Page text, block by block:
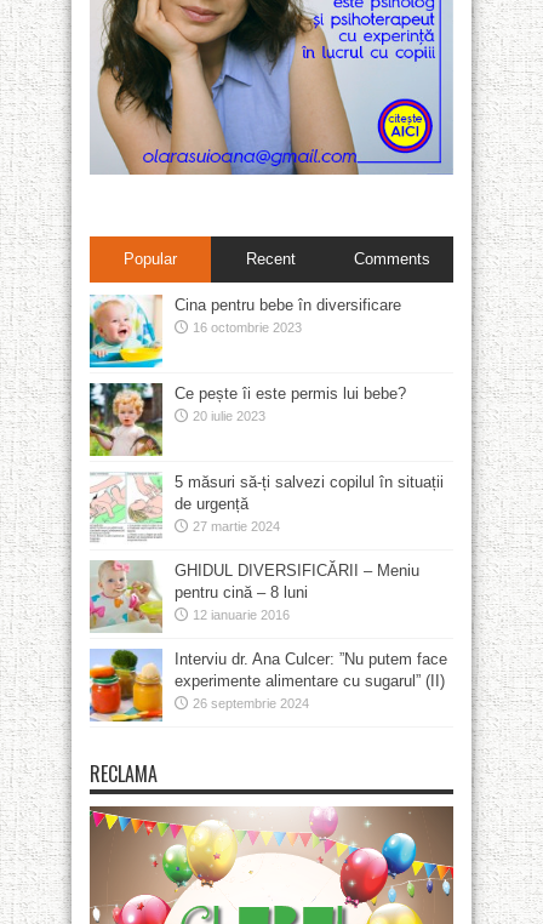
Popular Recent Comments
Cina pentru bebe în diversificare
16 octombrie 2023
Ce pește îi este permis lui bebe?
20 iulie 2023
5 măsuri să-ți salvezi copilul în situații
de urgență
27 martie 2024
GHIDUL DIVERSIFICĂRII – Meniu
pentru cină – 8 luni
12 ianuarie 2016
Interviu dr. Ana Culcer: ”Nu putem face
experimente alimentare cu sugarul” (II)
26 septembrie 2024
RECLAMA